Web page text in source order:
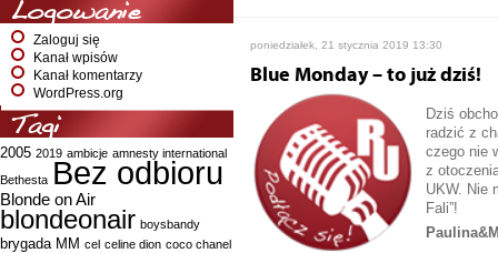
Logowanie
Zaloguj się
Kanał wpisów
Kanał komentarzy
WordPress.org
Tagi
2005 2019 ambicje amnesty international
Bethesta Bez odbioru
Blonde on Air
blondeonair boysbandy
brygada MM cel celine dion coco chanel
poniedziałek, 21 stycznia 2019 13:30
Blue Monday – to już dziś!
Dziś
radzić z
czego nie
z
UKW. Nie
Fali”!